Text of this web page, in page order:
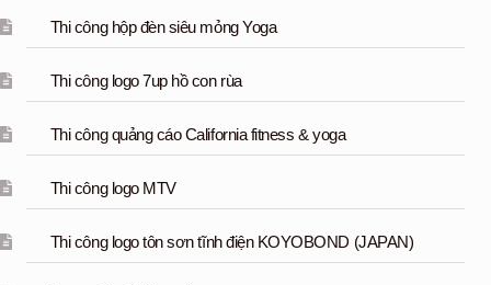
Thi công hộp đèn siêu mỏng Yoga
Thi công logo 7up hồ con rùa
Thi công quảng cáo California fitness & yoga
Thi công logo MTV
Thi công logo tôn sơn tĩnh điện KOYOBOND (JAPAN)